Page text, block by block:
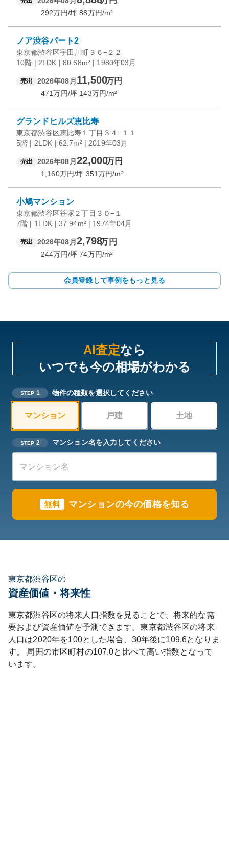
292万円/坪 88万円/m²
ノア渋谷パート2
東京都渋谷区宇田川町３６−２２
10階 | 2LDK | 80.68m² | 1980年03月
売出 2026年08月 11,500万円
471万円/坪 143万円/m²
グランドヒルズ恵比寿
東京都渋谷区恵比寿１丁目３４−１１
5階 | 2LDK | 62.7m² | 2019年03月
売出 2026年08月 22,000万円
1,160万円/坪 351万円/m²
小鳩マンション
東京都渋谷区笹塚２丁目３０−１
7階 | 1LDK | 37.94m² | 1974年04月
売出 2026年08月 2,798万円
244万円/坪 74万円/m²
会員登録して事例をもっと見る
AI査定なら
いつでも今の相場がわかる
STEP 1 物件の種類を選択してください
マンション 戸建 土地
STEP 2 マンション名を入力してください
無料 マンションの今の価格を知る
東京都渋谷区の
資産価値・将来性
東京都渋谷区の将来人口指数を見ることで、将来的な需
要および資産価値を予測できます。東京都渋谷区の将来
人口は2020年を100とした場合、30年後に109.6となりま
す。
周囲の市区町村の107.0と比べて高い指数となって
います。